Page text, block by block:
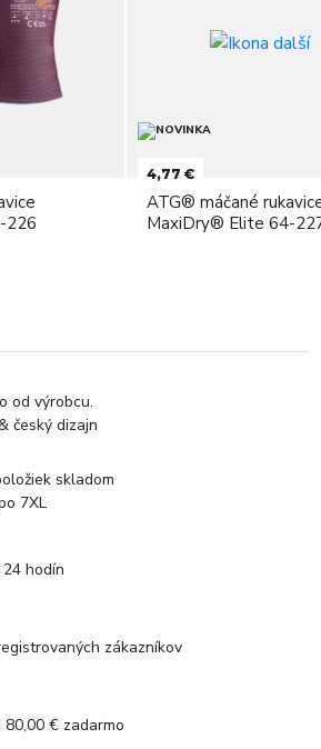
226
4,77 €
ATG® máčané
MaxiDry® Elite 64-
od výrobcu.
český dizajn
skladom
7XL
hodín
zákazníkov
€ zadarmo